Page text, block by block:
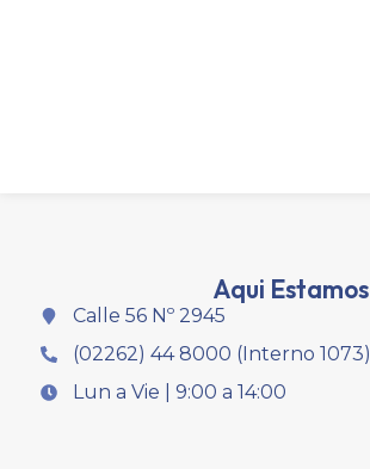
Aqui Estamos
Calle 56 Nº 2945
(02262) 44 8000 (Interno 1073)
Lun a Vie | 9:00 a 14:00